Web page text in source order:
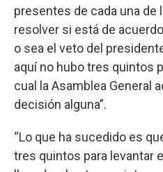
presentes de cada una de
resolver si está de
o sea el veto del
aquí no hubo tres quintos
cual la Asamblea General
decisión alguna”.
“Lo que ha sucedido es
tres quintos para levantar